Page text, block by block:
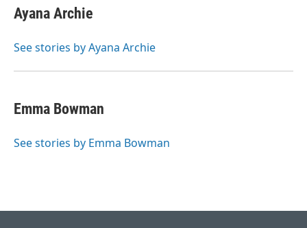
e
b
o
t
t
r
k
e
I
i
l
Ayana Archie
See stories by Ayana Archie
Emma Bowman
See stories by Emma Bowman